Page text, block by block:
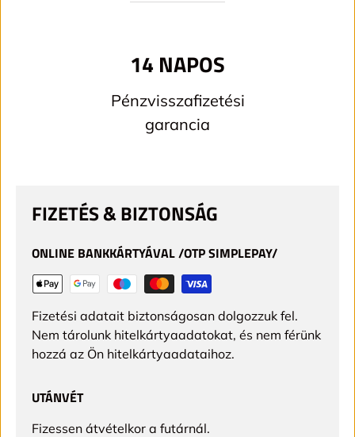
14 NAPOS
Pénzvisszafizetési
garancia
FIZETÉS & BIZTONSÁG
ONLINE BANKKÁRTYÁVAL /OTP SIMPLEPAY/
Fizetési adatait biztonságosan dolgozzuk fel.
Nem tárolunk hitelkártyaadatokat, és nem férünk
hozzá az Ön hitelkártyaadataihoz.
UTÁNVÉT
Fizessen átvételkor a futárnál.